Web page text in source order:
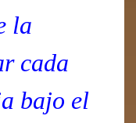
la
cada
bajo el